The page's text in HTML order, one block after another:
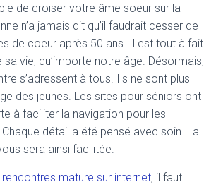
de croiser votre âme soeur sur la
n’a jamais dit qu’il faudrait cesser de
de coeur après 50 ans. Il est tout à fait
vie, qu’importe notre âge. Désormais,
s’adressent à tous. Ils ne sont plus
des jeunes. Les sites pour séniors ont
à faciliter la navigation pour les
détail a été pensé avec soin. La
sera ainsi facilitée.
rencontres mature sur internet, il faut